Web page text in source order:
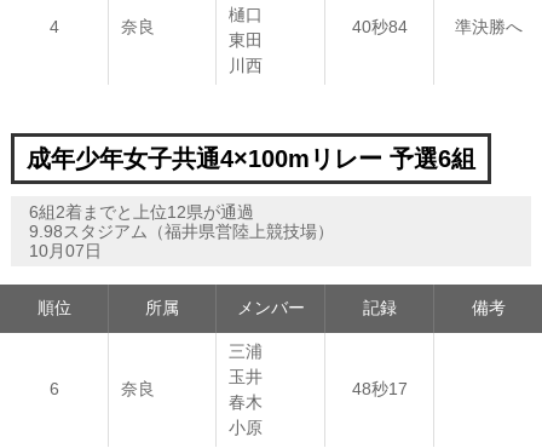
4 奈良
樋口
東田
川西
40秒84 準決勝へ
成年少年女子共通4×100mリレー 予選6組
6組2着までと上位12県が通過
9.98スタジアム（福井県営陸上競技場）
10月07日
順位 所属 メンバー 記録 備考
6 奈良
三浦
玉井
春木
小原
48秒17